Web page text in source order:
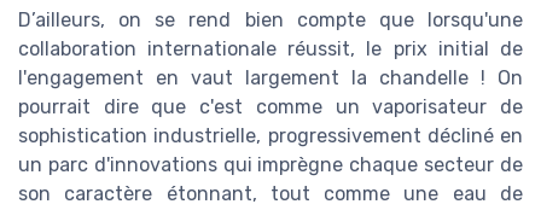
D’ailleurs, on se rend bien compte que lorsqu'une
collaboration internationale réussit, le prix initial de
l'engagement en vaut largement la chandelle ! On
pourrait dire que c'est comme un vaporisateur de
sophistication industrielle, progressivement décliné en
un parc d'innovations qui imprègne chaque secteur de
son caractère étonnant, tout comme une eau de